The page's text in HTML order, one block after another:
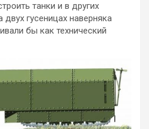
танки и в других
гусеницах наверняка
бы как технический